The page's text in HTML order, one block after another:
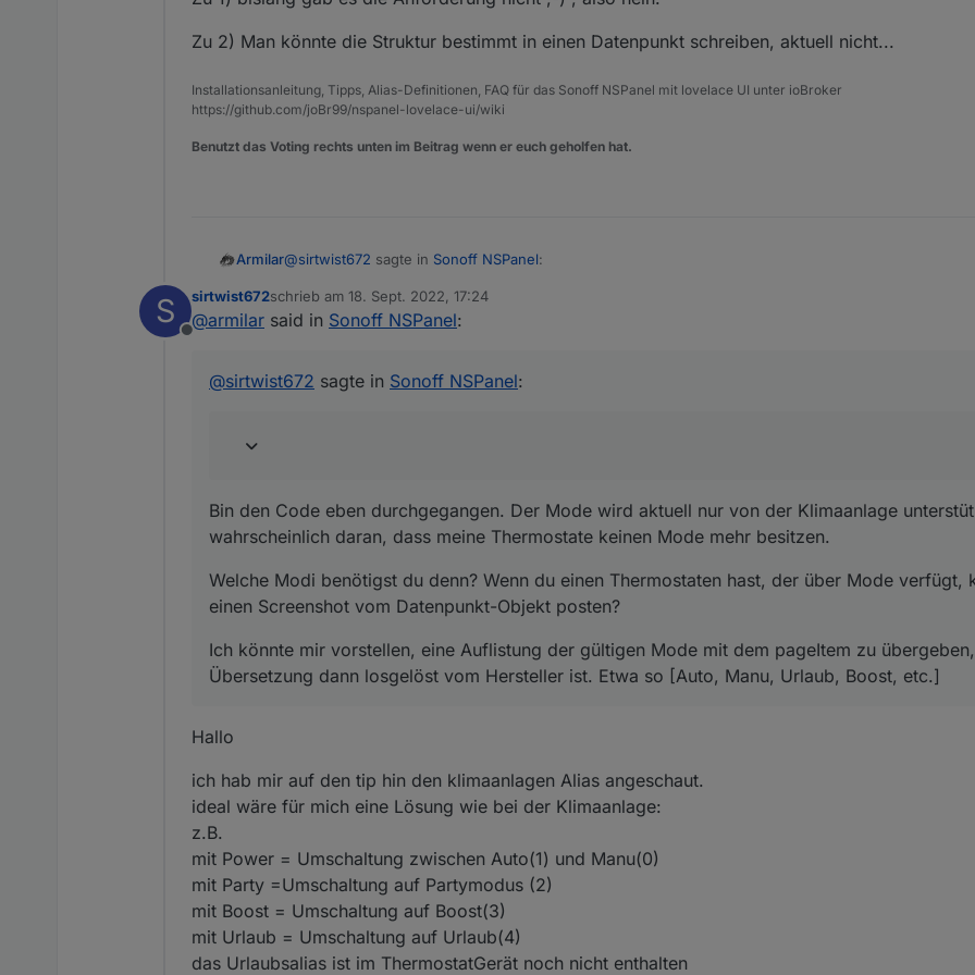
Zu 2) Man könnte die Struktur bestimmt in einen Datenpunkt schreiben, aktuell nicht...
Installationsanleitung, Tipps, Alias-Definitionen, FAQ für das Sonoff NSPanel mit lovelace UI unter ioBroker
https://github.com/joBr99/nspanel-lovelace-ui/wiki
Benutzt das Voting rechts unten im Beitrag wenn er euch geholfen hat.
Armilar@sirtwist672 sagte in Sonoff NSPanel:
Hallo,
ich habe schon Aliase für Beleuchtung angelegt, und die funktionieren auch.
ändern, was auch im Datenpunkt übernomen wird.
ich kann die modes weder über den datenpunkt umschalten, damit er auf der thermostat card
kann ich den mode auf dem display Ändern.
auf dem display bekomme ich immer Zustand: MANU egal was für einen Wert der datenpunkt hat.
ich würde mich über tips freuen
dass meine Thermostate keinen Mode mehr besitzen.
S
Offline
sirtwist672schrieb am 18. Sept. 2022, 17:24
zuletzt editiert von
@armilar said in Sonoff NSPanel:
@sirtwist672 sagte in Sonoff NSPanel:
Bin den Code eben durchgegangen. Der Mode wird aktuell nur von der Klimaanlage
wahrscheinlich daran, dass meine Thermostate keinen Mode mehr besitzen.
Welche Modi benötigst du denn? Wenn du einen Thermostaten hast, der über Mode verfügt,
einen Screenshot vom Datenpunkt-Objekt posten?
Ich könnte mir vorstellen, eine Auflistung der gültigen Mode mit dem pageItem zu
Übersetzung dann losgelöst vom Hersteller ist. Etwa so [Auto, Manu, Urlaub, Boost, etc.]
Hallo
ich hab mir auf den tip hin den klimaanlagen Alias angeschaut.
ideal wäre für mich eine Lösung wie bei der Klimaanlage:
z.B.
mit Power = Umschaltung zwischen Auto(1) und Manu(0)
mit Party =Umschaltung auf Partymodus (2)
mit Boost = Umschaltung auf Boost(3)
mit Urlaub = Umschaltung auf Urlaub(4)
das Urlaubsalias ist im ThermostatGerät noch nicht enthalten